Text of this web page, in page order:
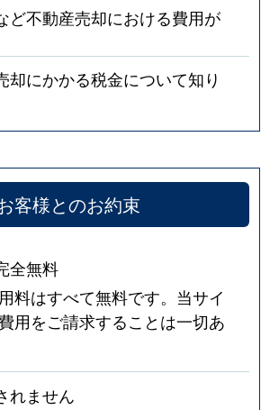
ど不動産売却における費用が
却にかかる税金について知り
客様とのお約束
全無料
料はすべて無料です。当サイ
用をご請求することは一切あ
れません